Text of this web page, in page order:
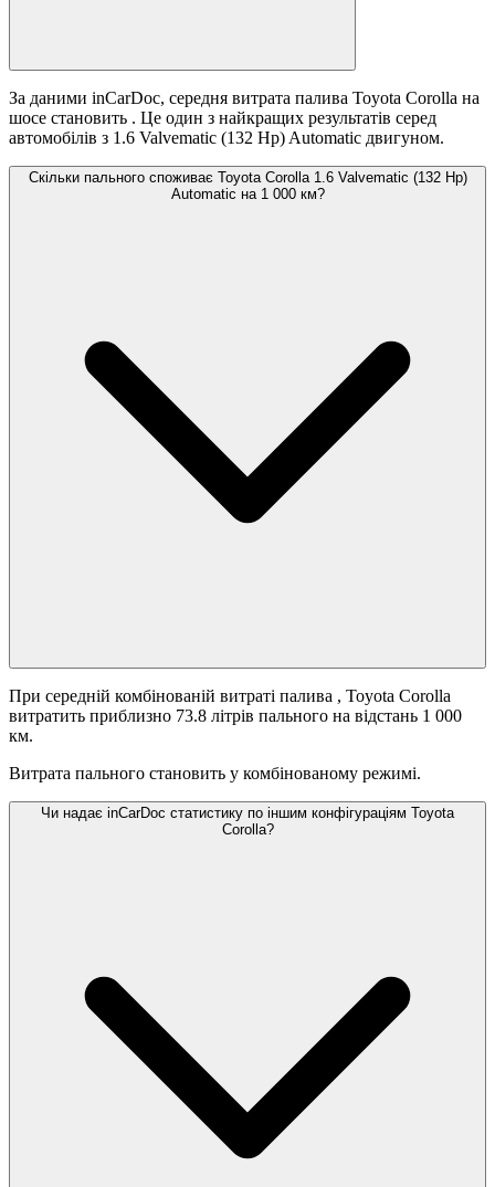
За даними inCarDoc, середня витрата палива Toyota Corolla на
шосе становить . Це один з найкращих результатів серед
автомобілів з 1.6 Valvematic (132 Hp) Automatic двигуном.
Скільки пального споживає Toyota Corolla 1.6 Valvematic (132 Hp)
Automatic на 1 000 км?
При середній комбінованій витраті палива , Toyota Corolla
витратить приблизно 73.8 літрів пального на відстань 1 000
км.
Витрата пального становить у комбінованому режимі.
Чи надає inCarDoc статистику по іншим конфігураціям Toyota
Corolla?